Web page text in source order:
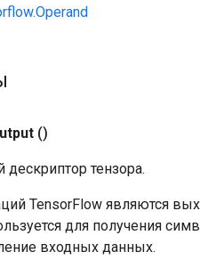
()
тензора.
TensorFlow являются
для получения
входных данных.